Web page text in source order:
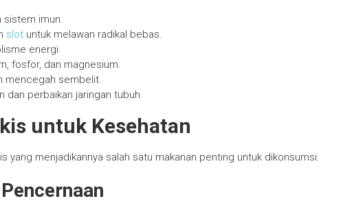
sistem imun.
slot untuk melawan radikal bebas.
energi.
fosfor, dan magnesium.
mencegah sembelit.
dan perbaikan jaringan tubuh.
untuk Kesehatan
yang menjadikannya salah satu makanan penting untuk dikonsumsi: